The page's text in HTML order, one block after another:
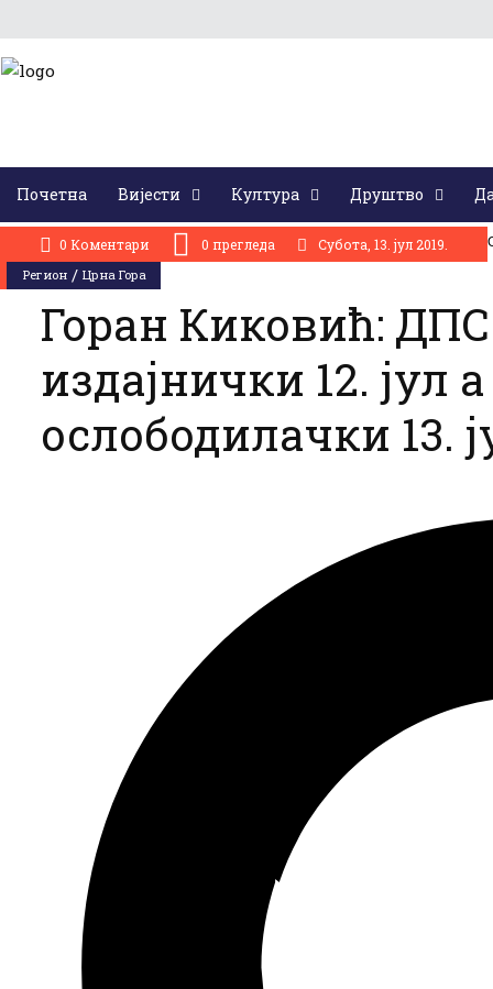
Почетна Вијести Култура Друштво
АКТУЕЛНО:
На Бусијама парастосом и сјећањем одата почаст страдалим Крајишницима у
Регион / Црна Гора
0 Коментари 0 прегледа Субота, 13. јул 2019.
Горан Киковић:
издајнички 12. јул
ослободилачки 13.